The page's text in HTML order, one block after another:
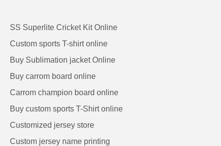
SS Superlite Cricket Kit Online
Custom sports T-shirt online
Buy Sublimation jacket Online
Buy carrom board online
Carrom champion board online
Buy custom sports T-Shirt online
Customized jersey store
Custom jersey name printing